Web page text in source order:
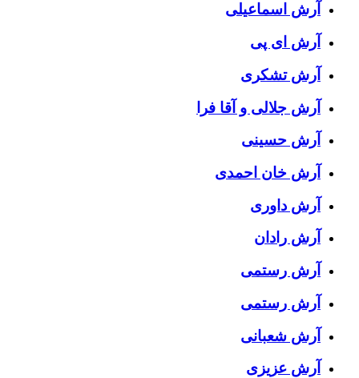
آرش اسماعیلی
آرش ای پی
آرش تشکری
آرش جلالی و آقا فرا
آرش حسینی
آرش خان احمدی
آرش داوری
آرش رادان
آرش رستمى
آرش رستمی
آرش شعبانی
آرش عزیزی